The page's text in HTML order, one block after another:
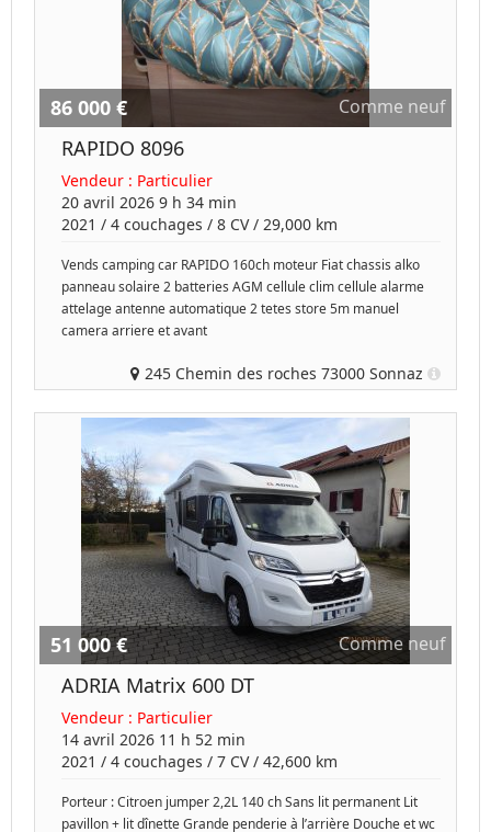
86 000 € Comme neuf
RAPIDO 8096
Vendeur : Particulier
20 avril 2026 9 h 34 min
2021 / 4 couchages / 8 CV / 29,000 km
Vends camping car RAPIDO 160ch moteur Fiat chassis alko
panneau solaire 2 batteries AGM cellule clim cellule alarme
attelage antenne automatique 2 tetes store 5m manuel
camera arriere et avant
245 Chemin des roches 73000 Sonnaz
51 000 € Comme neuf
ADRIA Matrix 600 DT
Vendeur : Particulier
14 avril 2026 11 h 52 min
2021 / 4 couchages / 7 CV / 42,600 km
Porteur : Citroen jumper 2,2L 140 ch Sans lit permanent Lit
pavillon + lit dînette Grande penderie à l’arrière Douche et wc